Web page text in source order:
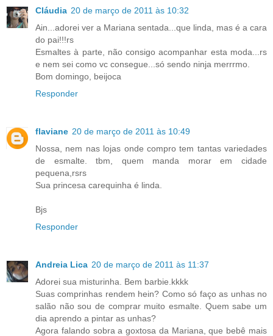
Cláudia 20 de março de 2011 às 10:32
Ain...adorei ver a Mariana sentada...que linda, mas é a cara
do pai!!!rs
Esmaltes à parte, não consigo acompanhar esta moda...rs
e nem sei como vc consegue...só sendo ninja merrrmo.
Bom domingo, beijoca
Responder
flaviane 20 de março de 2011 às 10:49
Nossa, nem nas lojas onde compro tem tantas variedades
de esmalte. tbm, quem manda morar em cidade
pequena,rsrs
Sua princesa carequinha é linda.
Bjs
Responder
Andreia Lica 20 de março de 2011 às 11:37
Adorei sua misturinha. Bem barbie.kkkk
Suas comprinhas rendem hein? Como só faço as unhas no
salão não sou de comprar muito esmalte. Quem sabe um
dia aprendo a pintar as unhas?
Agora falando sobra a goxtosa da Mariana, que bebê mais